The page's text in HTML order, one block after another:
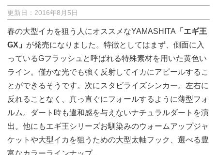
更新日： 2016年8月5日
春の大型イカを狙う人にオススメなYAMASHITA 「エギ王
GX」 が発売になりました。特徴としてはまず、側面に入
っているGフラッシュと呼ばれる特殊素材を用いた黄色い
ライン。僅かな光でも強く反射してイカにアピールするこ
とができるそうです。次にスタビライズシンカー。左右に
反れることなく、真っ直ぐにフォールするように薄型フォ
ルム。ダート時も違和感を与えないナチュラルダートを演
出。他にもエギ王シリーズお馴染みのウォームアップジャ
ケットや大型イカを狙うための大型太軸フック、選べる豊
富なカラーラインナップ。